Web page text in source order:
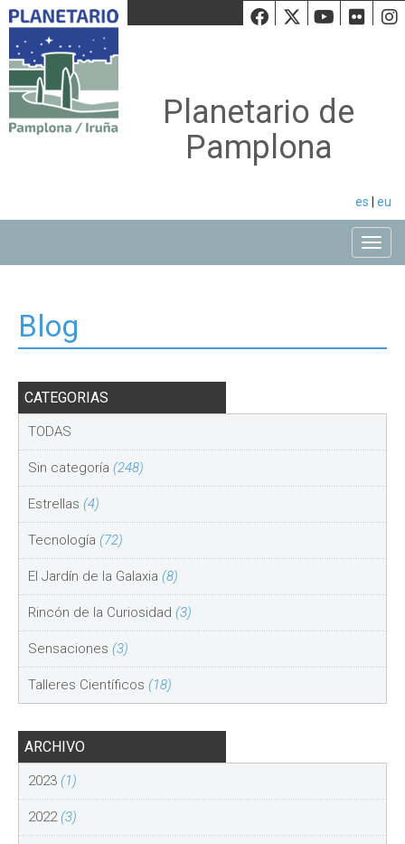
Facebook
Twiiter
Planetario de
Pamplona
es eu
Blog
CATEGORIAS
TODAS
Sin categoría (248)
Estrellas (4)
Tecnología (72)
El Jardín de la Galaxia (8)
Rincón de la Curiosidad (3)
Sensaciones (3)
Talleres Científicos (18)
ARCHIVO
2023 (1)
2022(3)